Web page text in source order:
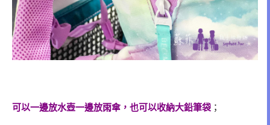
可以一邊放水壺一邊放雨傘，也可以收納大鉛筆袋 ；